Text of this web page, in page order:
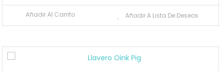
Añadir Al Carrito Añadir A Lista De Deseos